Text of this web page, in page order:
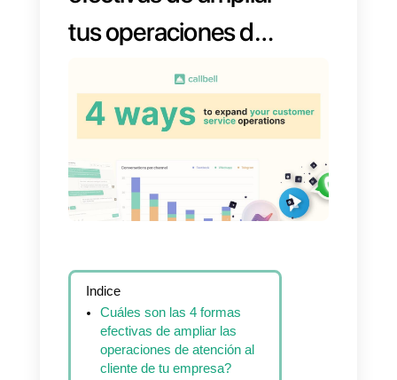
efectivas de ampliar
tus operaciones de
atención al cliente